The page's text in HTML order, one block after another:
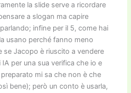
la slide serve a ricordare
a slogan ma capire
infine per il 5, come hai
usano perché fanno meno
se Jacopo è riuscito a vendere
per una sua verifica che io e
mi sa che non è che
bene); però un conto è usarla,